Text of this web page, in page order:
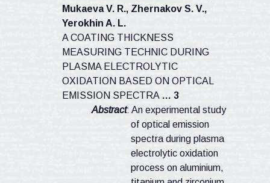
MukaevaV. R., ZhernakovS. V.,
Yerokhin A. L.
A COATING THICKNESS
MEASURING TECHNICDURING
PLASMA ELECTROLYTIC
OXIDATION BASED ON OPTICAL
EMISSION SPECTRA … 3
Abstract: An experimental study
of optical emission
spectra during plasma
electrolytic oxidation
process onaluminium,